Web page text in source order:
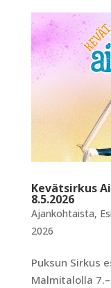
Kevätsirkus
8.5.2026
Ajankohtaista,
2026
Puksun Sirkus
Malmitalolla